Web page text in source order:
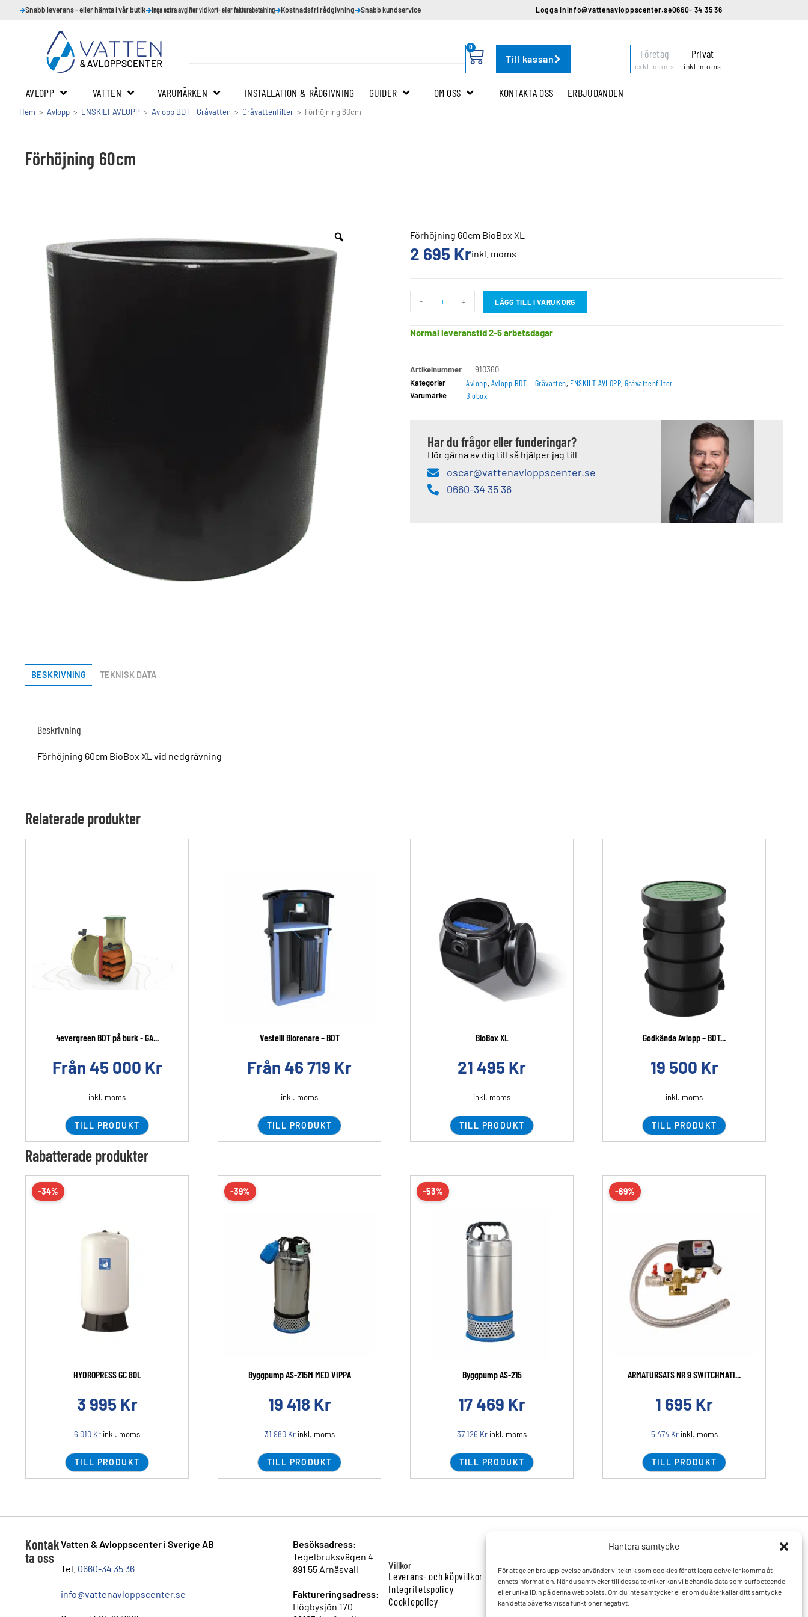
Hantera samtycke
För att ge en bra upplevelse använder vi teknik som cookies för att lagra och/eller komma åt
enhetsinformation. När du samtycker till dessa tekniker kan vi behandla data som surfbeteende
eller unika ID:n på denna webbplats. Om du inte samtycker eller om du återkallar ditt samtycke
kan detta påverka vissa funktioner negativt.
Snabb leverans - eller hämta i vår butik Inga extra avgifter vid kort- eller fakturabetalning Kostnadsfri rådgivning Snabb kundservice Logga ininfo@vattenavloppscenter.se0660- 34 35 36
0
Till kassan Företag
exkl. moms
Privat
inkl. moms
AVLOPP VATTEN VARUMÄRKEN INSTALLATION & RÅDGIVNING GUIDER OM OSS KONTAKTA OSS ERBJUDANDEN
Hem > Avlopp > ENSKILT AVLOPP > Avlopp BDT - Gråvatten > Gråvattenfilter > Förhöjning 60cm
Förhöjning 60cm
Förhöjning 60cm BioBox XL
2 695 Krinkl. moms
- + LÄGG TILL I VARUKORG
Normal leveranstid 2-5 arbetsdagar
Artikelnummer
910360
Kategorier
Avlopp, Avlopp BDT – Gråvatten, ENSKILT AVLOPP, Gråvattenfilter
Varumärke Biobox
Har du frågor eller funderingar?
Hör gärna av dig till så hjälper jag till
oscar@vattenavloppscenter.se
0660-34 35 36
BESKRIVNING TEKNISK DATA
Beskrivning
Förhöjning 60cm BioBox XL vid nedgrävning
Relaterade produkter
4evergreen BDT på burk ‐ GA...
Från 45 000 Kr
inkl. moms
TILL PRODUKT
Vestelli Biorenare – BDT
Från 46 719 Kr
inkl. moms
TILL PRODUKT
BioBox XL
21 495 Kr
inkl. moms
TILL PRODUKT
Godkända Avlopp – BDT...
19 500 Kr
inkl. moms
TILL PRODUKT
Rabatterade produkter
-34%
HYDROPRESS GC 80L
3 995 Kr
6 010Kr inkl. moms
TILL PRODUKT
-39%
Byggpump AS-215M MED VIPPA
19 418 Kr
31 980Krinkl. moms
TILL PRODUKT
-53%
Byggpump AS-215
17 469 Kr
37 126Kr inkl. moms
TILL PRODUKT
-69%
ARMATURSATS NR 9 SWITCHMATI...
1 695 Kr
5 474Krinkl. moms
TILL PRODUKT
Kontak
ta oss
Vatten & Avloppscenter i Sverige AB
Tel. 0660-34 35 36
info@vattenavloppscenter.se
Besöksadress:
Tegelbruksvägen 4
891 55 Arnäsvall
Faktureringsadress:
Högbysjön 170
Villkor
Leverans- och köpvillkor
Integritetspolicy
Cookiepolicy
Varumärken
Mitt konto
Vanliga frågor och svar
Kontakta oss
Hitta till oss